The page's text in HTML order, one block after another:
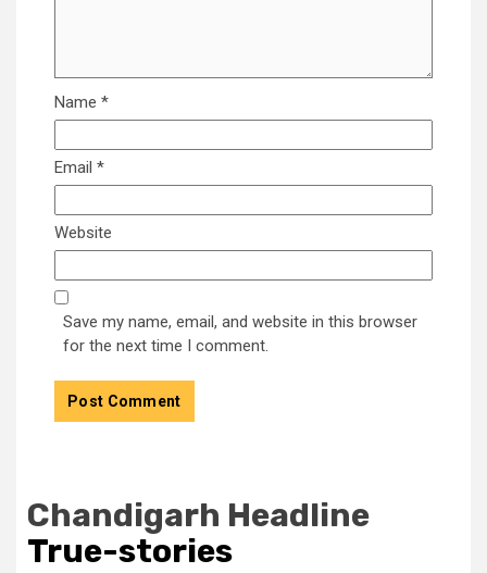
Name *
Email *
Website
Save my name, email, and website in this browser
for the next time I comment.
Chandigarh Headline
True-stories